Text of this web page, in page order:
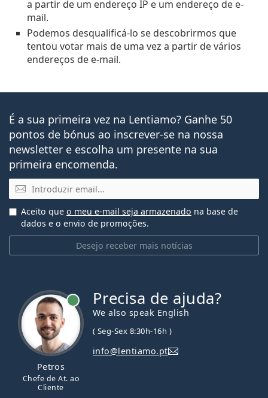
a partir de um endereço IP e um endereço de e-
mail.
Podemos desqualificá-lo se descobrirmos que
tentou votar mais de uma vez a partir de vários
endereços de e-mail.
É a sua primeira vez na Lentiamo? Ganhe 50
pontos de bónus ao inscrever-se na nossa
newsletter e escolha um presente na sua
primeira encomenda.
Email
Desejo receber mais notícias
Aceito que o meu e-mail seja armazenado na base de
dados e o envio de promoções.
Petros
Chefe de At. ao
Cliente
Precisa de ajuda?
We also speak English
( Seg-Sex 8:30h-16h )
info@lentiamo.pt